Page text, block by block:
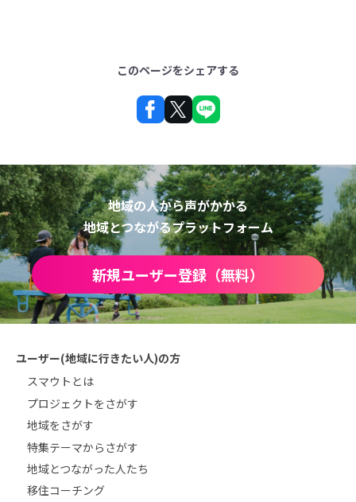
このページをシェアする
地域の人から声がかかる
地域とつながるプラットフォーム
新規ユーザー登録（無料）
ユーザー(地域に行きたい人)の方
スマウトとは
プロジェクトをさがす
地域をさがす
特集テーマからさがす
地域とつながった人たち
移住コーチング